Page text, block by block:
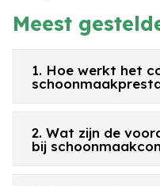
Meest
1. Hoe werkt het
2. Wat zijn de
bij